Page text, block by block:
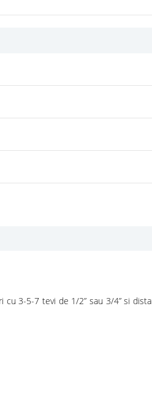
cu 3-5-7 tevi de 1/2” sau 3/4” si